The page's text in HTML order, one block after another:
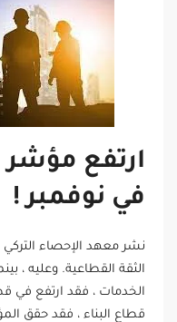
ارتفع مؤشر
في نوفمبر !
الثقة القطاعية. وعليه ،
الخدمات ، فقد ارتفع في